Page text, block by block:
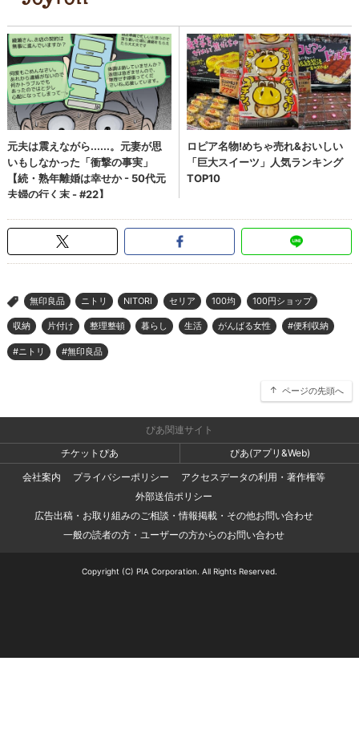
> 無印良品 ニトリ NITORI セリア 100均 100円ショップ
収納 片付け 整理整頓 暮らし 生活 がんばる女性 #便利収納
#ニトリ #無印良品
ページの先頭へ
ぴあ関連サイト
チケットぴあ
ぴあ(アプリ&Web)
会社案内
プライバシーポリシー
アクセスデータの利用・著作権等
外部送信ポリシー
広告出稿・お取り組みのご相談・情報掲載・その他お問い合わせ
一般の読者の方・ユーザーの方からのお問い合わせ
Copyright (C) PIA Corporation. All Rights Reserved.